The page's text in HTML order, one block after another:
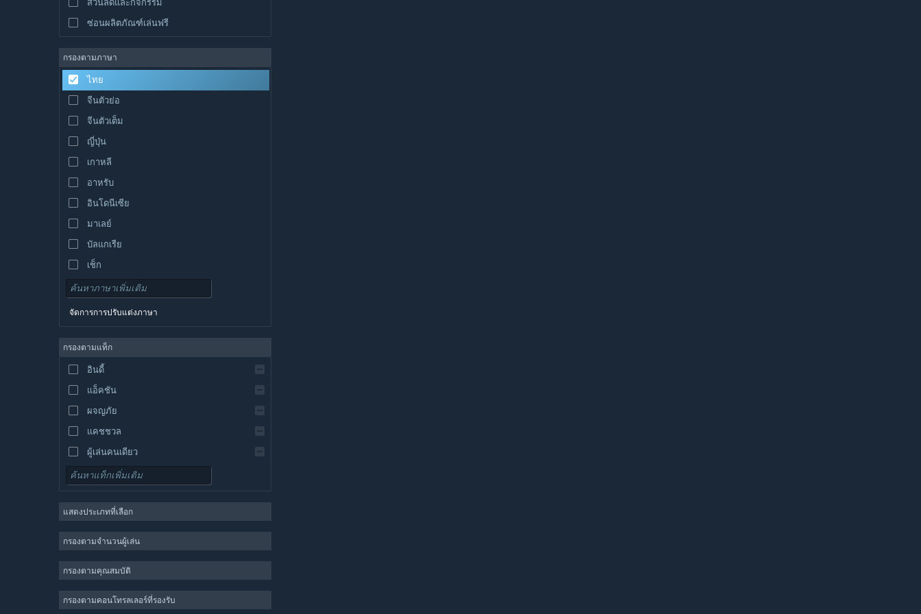
ซ่อนผลิตภัณฑ์เล่นฟรี
กรองตามภาษา
ไทย
จีนตัวย่อ
จีนตัวเต็ม
ญี่ปุ่น
เกาหลี
อาหรับ
อินโดนีเซีย
มาเลย์
บัลแกเรีย
เช็ก
เดนมาร์ก
สเปน
สเปน-ลาตินอเมริกา
กรีก
จัดการการปรับแต่งภาษา
กรองตามแท็ก
อินดี้
แอ็คชัน
ผจญภัย
แคชชวล
ผู้เล่นคนเดียว
จำลองสถานการณ์
กลยุทธ์
3 มิติ
แสดงประเภทที่เลือก
กรองตามจำนวนผู้เล่น
กรองตามคุณสมบัติ
กรองตามคอนโทรลเลอร์ที่รองรับ